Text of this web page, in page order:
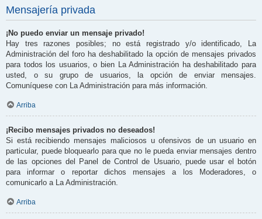
Mensajería privada
¡No puedo enviar un mensaje privado!
Hay tres razones posibles; no está registrado y/o identificado, La
Administración del foro ha deshabilitado la opción de mensajes privados
para todos los usuarios, o bien La Administración ha deshabilitado para
usted, o su grupo de usuarios, la opción de enviar mensajes.
Comuníquese con La Administración para más información.
Arriba
¡Recibo mensajes privados no deseados!
Si está recibiendo mensajes maliciosos u ofensivos de un usuario en
particular, puede bloquearlo para que no le pueda enviar mensajes dentro
de las opciones del Panel de Control de Usuario, puede usar el botón
para informar o reportar dichos mensajes a los Moderadores, o
comunicarlo a La Administración.
Arriba